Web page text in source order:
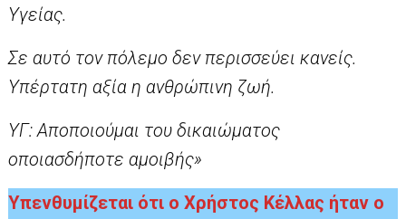
Υγείας.
Σε αυτό τον πόλεμο δεν περισσεύει κανείς.
Υπέρτατη αξία η ανθρώπινη ζωή.
ΥΓ: Αποποιούμαι του δικαιώματος
οποιασδήποτε αμοιβής»
Υπενθυμίζεται ότι ο Χρήστος Κέλλας ήταν ο